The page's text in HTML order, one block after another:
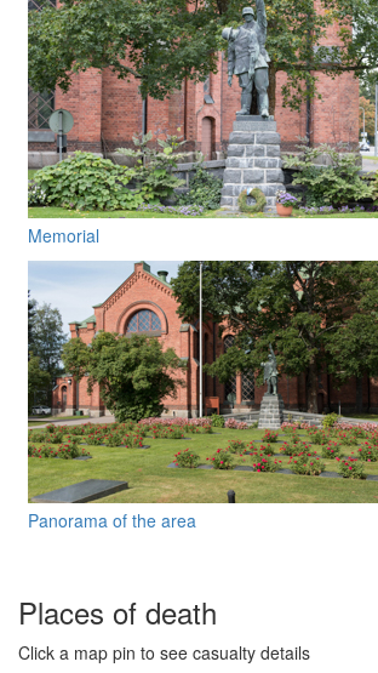
Memorial
Panorama of the area
Places of death
Click a map pin to see casualty details